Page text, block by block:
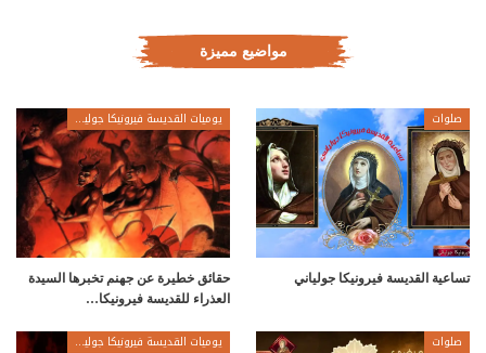
مواضيع مميزة
صلوات
تساعية القديسة فيرونيكا جولياني
يوميات القديسة فيرونيكا جولياني
حقائق خطيرة عن جهنم تخبرها السيدة
العذراء للقديسة فيرونيكا…
صلوات يوميات القديسة فيرونيكا جولياني